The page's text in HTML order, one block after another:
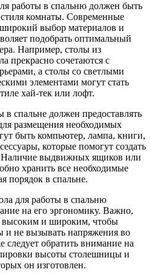
работы в спальню должен быть
комнаты. Современные
выбор материалов и
подобрать оптимальный
Например, столы из
прекрасно сочетаются с
а столы со светлыми
элементами могут стать
хай-тек или лофт.
в спальне должен предоставлять
размещения необходимых
быть компьютер, лампа, книги,
которые помогут создать
Наличие выдвижных ящиков или
хранить все необходимые
порядок в спальне.
для работы в спальню
на его эргономику. Важно,
высоким и широким, чтобы
и не вызывать напряжения во
следует обратить внимание на
высоты столешницы и
он изготовлен.